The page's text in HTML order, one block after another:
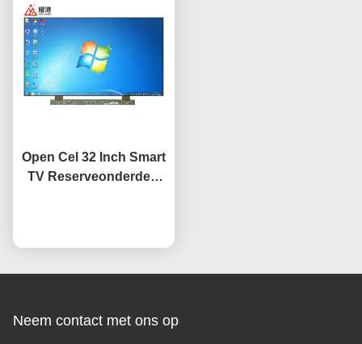
Open Cel 32 Inch Smart
TV Reserveonderdeel
Neem contact met ons op